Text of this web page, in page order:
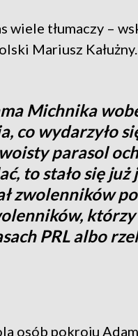
wiele tłumaczy –
Mariusz Kałużny.
Michnika
co wydarzyło
parasol
to stało się już
zwolenników
PRL albo
osób pokroju